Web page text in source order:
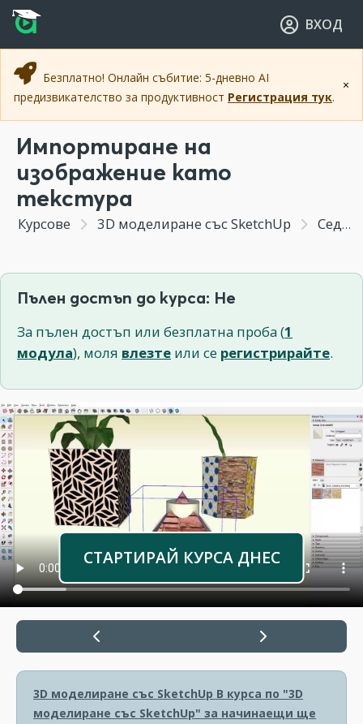
Прескочи към основното съдържание
Прескочи към навигацията
ВХОД
×
Безплатно! Онлайн събитие: 5-дневно AI
предизвикателство за продуктивност Регистрация тук.
Импортиране на
изображение като
текстура
Курсове 3D моделиране със SketchUp Седмица 7 - Текстуриране и материали
Пълен достъп до курса: Не
За пълен достъп или безплатна проба (1
модула), моля влезте или се регистрирайте.
СТАРТИРАЙ КУРСА ДНЕС
3D моделиране със SketchUp В курса по "3D
моделиране със SketchUp" за начинаещи ще